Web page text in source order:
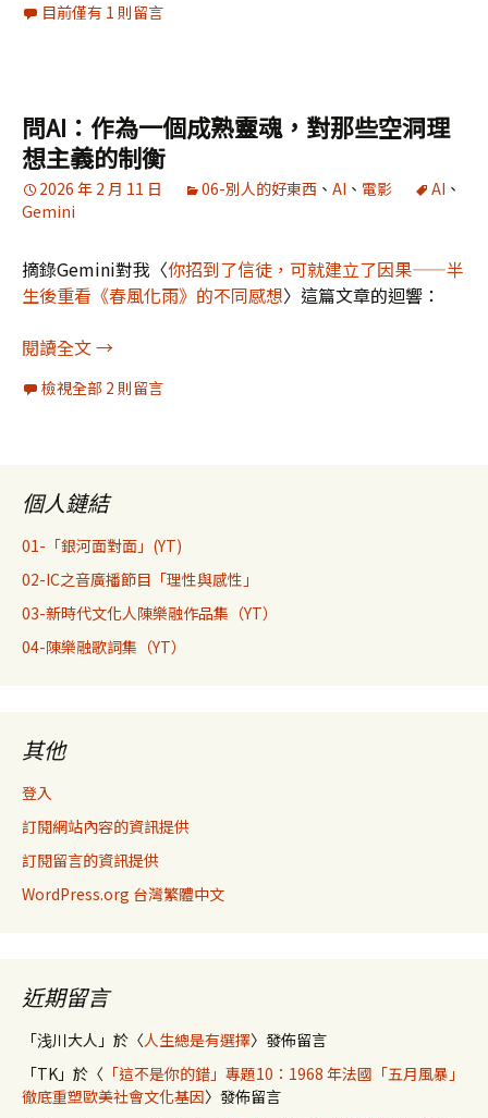
目前僅有 1 則留言
問AI：作為一個成熟靈魂，對那些空洞理
想主義的制衡
2026 年 2 月 11 日 06-別人的好東西 、 AI 、 電影 AI 、
Gemini
摘錄Gemini對我〈你招到了信徒，可就建立了因果——半
生後重看《春風化雨》的不同感想〉這篇文章的迴響：
閱讀全文問AI：作為一個成熟靈魂，對那些空洞理想主義的
→
檢視全部 2 則留言
個人鏈結
01-「銀河面對面」(YT)
02-IC之音廣播節目「理性與感性」
03-新時代文化人陳樂融作品集（YT）
04-陳樂融歌詞集（YT）
其他
登入
訂閱網站內容的資訊提供
訂閱留言的資訊提供
WordPress.org 台灣繁體中文
近期留言
「浅川大人 」於〈人生總是有選擇〉發佈留言
「TK」於〈 「這不是你的錯」專題10：1968 年法國「五月風暴」
徹底重塑歐美社會文化基因〉發佈留言